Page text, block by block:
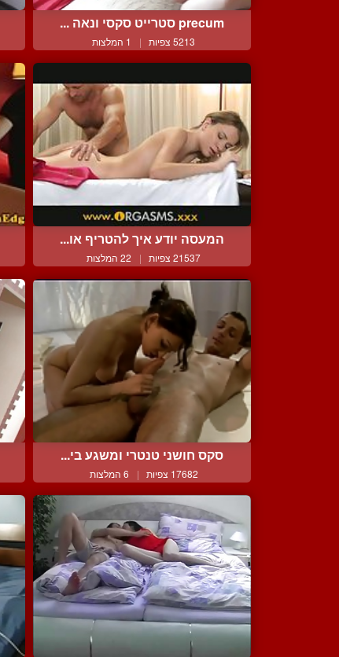
precum סטרייט סקסי ונאה ...
5213 צפיות | 1 המלצות
המעסה יודע איך להטריף או...
21537 צפיות | 22 המלצות
סקס חושני טנטרי ומשגע בי...
17682 צפיות | 6 המלצות